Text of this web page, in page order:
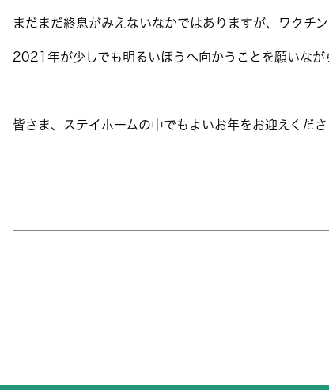
まだまだ終息がみえないなかではありますが、ワクチ
2021年が少しでも明るいほうへ向かうことを願いなが
皆さま、ステイホームの中でもよいお年をお迎えくだ